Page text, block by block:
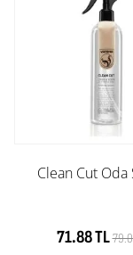
Clean Cut Oda
71.88 TL